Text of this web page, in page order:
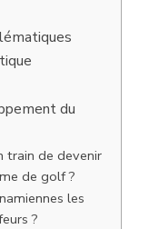
du
train de devenir
de golf ?
les
?